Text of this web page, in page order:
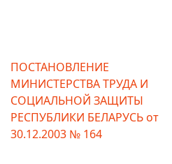
ПОСТАНОВЛЕНИЕ
МИНИСТЕРСТВА ТРУДА И
СОЦИАЛЬНОЙ ЗАЩИТЫ
РЕСПУБЛИКИ БЕЛАРУСЬ от
30.12.2003 № 164